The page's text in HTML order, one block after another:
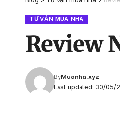
TƯ VẤN MUA NHÀ
Review
Last updated: 30/05/
ByMuanha.xyz